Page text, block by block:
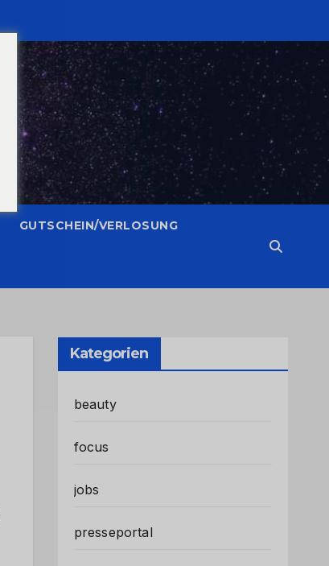
GUTSCHEIN/VERLOSUNG
Kategorien
beauty
focus
jobs
presseportal